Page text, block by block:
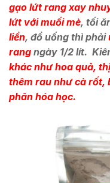
gạo lứt rang xay
lứt với muối mè, tối
liền, đồ uống thì phải
rang ngày 1/2 lít.
khác như hoa quả,
thêm rau như cà rốt,
phân hóa học.